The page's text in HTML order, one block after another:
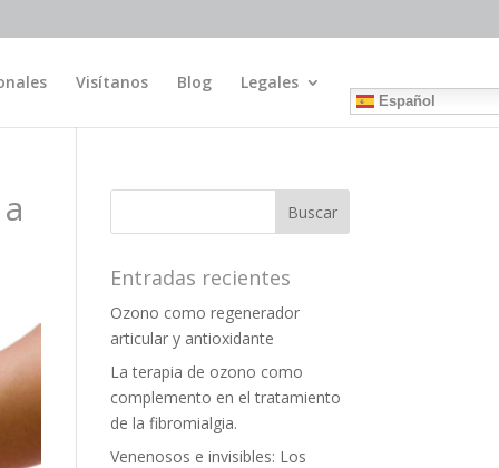
Visítanos Blog Legales
Español
Entradas recientes
Ozono como regenerador
articular y antioxidante
La terapia de ozono como
complemento en el tratamiento
de la fibromialgia.
Venenosos e invisibles: Los